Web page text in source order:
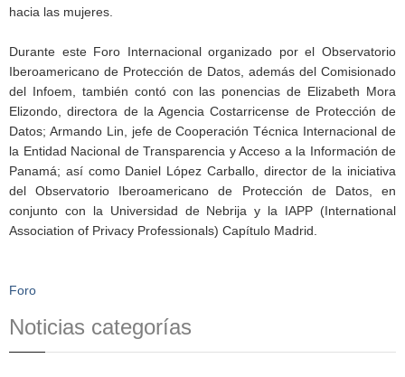
hacia las mujeres.
Durante este Foro Internacional organizado por el Observatorio
Iberoamericano de Protección de Datos, además del Comisionado
del Infoem, también contó con las ponencias de Elizabeth Mora
Elizondo, directora de la Agencia Costarricense de Protección de
Datos; Armando Lin, jefe de Cooperación Técnica Internacional de
la Entidad Nacional de Transparencia y Acceso a la Información de
Panamá; así como Daniel López Carballo, director de la iniciativa
del Observatorio Iberoamericano de Protección de Datos, en
conjunto con la Universidad de Nebrija y la IAPP (International
Association of Privacy Professionals) Capítulo Madrid.
Foro
Noticias categorías